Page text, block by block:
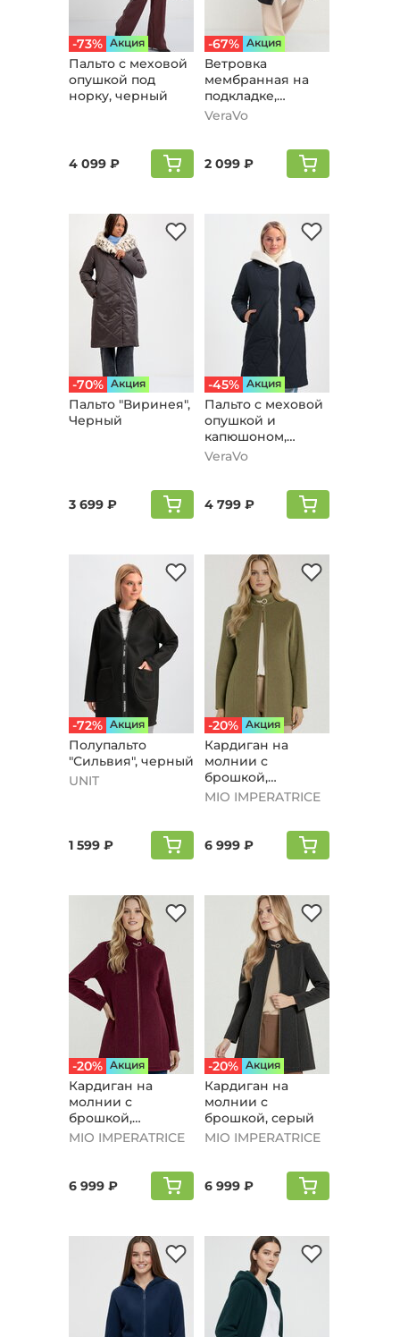
-73% Aкция
Пальто с меховой
опушкой под
норку, черный
4 099 ₽
-67% Aкция
Ветровка
мембранная на
подкладке,
черный
VeraVo
2 099 ₽
-70% Aкция
Пальто "Виринея",
Черный
3 699 ₽
-45% Aкция
Пальто с меховой
опушкой и
капюшоном,
черный
VeraVo
4 799 ₽
-72% Aкция
Полупальто
"Сильвия", черный
UNIT
1 599 ₽
-20% Aкция
Кардиган на
молнии с
брошкой,
оливковый
MIO IMPERATRICE
6 999 ₽
-20% Aкция
Кардиган на
молнии с
брошкой,
бордовый
MIO IMPERATRICE
6 999 ₽
-20% Aкция
Кардиган на
молнии с
брошкой, серый
MIO IMPERATRICE
6 999 ₽